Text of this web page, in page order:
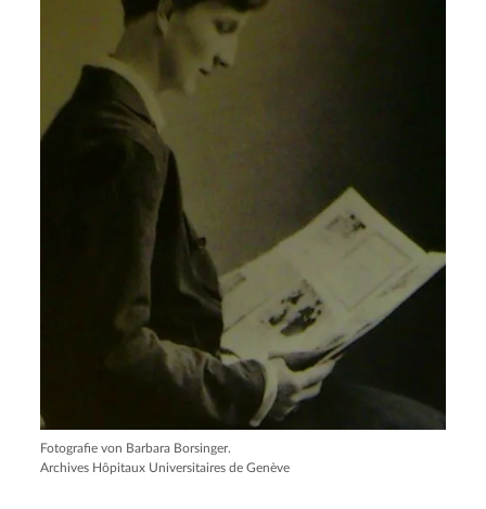
Fotografie von Barbara Borsinger.
Archives Hôpitaux Universitaires de Genève